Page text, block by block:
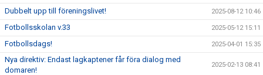
Dubbelt upp till föreningslivet! 2025-08-12 10:46
Fotbollsskolan v.33 2025-05-12 15:11
Fotbollsdags! 2025-04-01 15:35
Nya direktiv: Endast lagkaptener får föra dialog med
domaren!
2025-02-13 08:41